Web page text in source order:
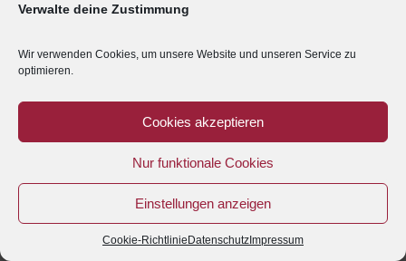
Verwalte deine Zustimmung
Wir verwenden Cookies, um unsere Website und unseren Service zu
optimieren.
Cookies akzeptieren
Nur funktionale Cookies
Einstellungen anzeigen
Cookie-Richtlinie Datenschutz Impressum